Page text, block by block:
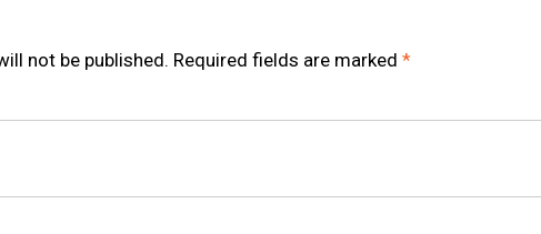
not be published. Required fields are marked *